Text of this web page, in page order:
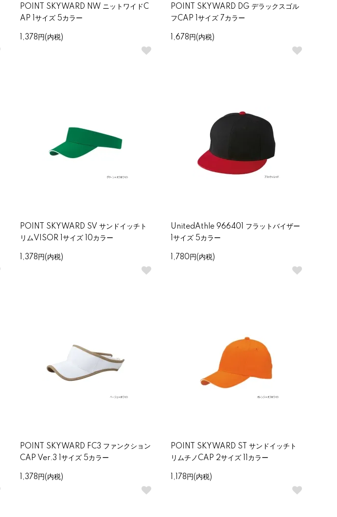
POINT SKYWARD NW ニットワイドC
AP 1サイズ 5カラー
1,378円(内税)
POINT SKYWARD DG デラックスゴル
フCAP 1サイズ 7カラー
1,678円(内税)
POINT SKYWARD SV サンドイッチト
リムVISOR 1サイズ 10カラー
1,378円(内税)
UnitedAthle 966401 フラットバイザー
1サイズ 5カラー
1,780円(内税)
POINT SKYWARD FC3 ファンクション
CAP Ver.3 1サイズ 5カラー
1,378円(内税)
POINT SKYWARD ST サンドイッチト
リムチノCAP 2サイズ 11カラー
1,178円(内税)